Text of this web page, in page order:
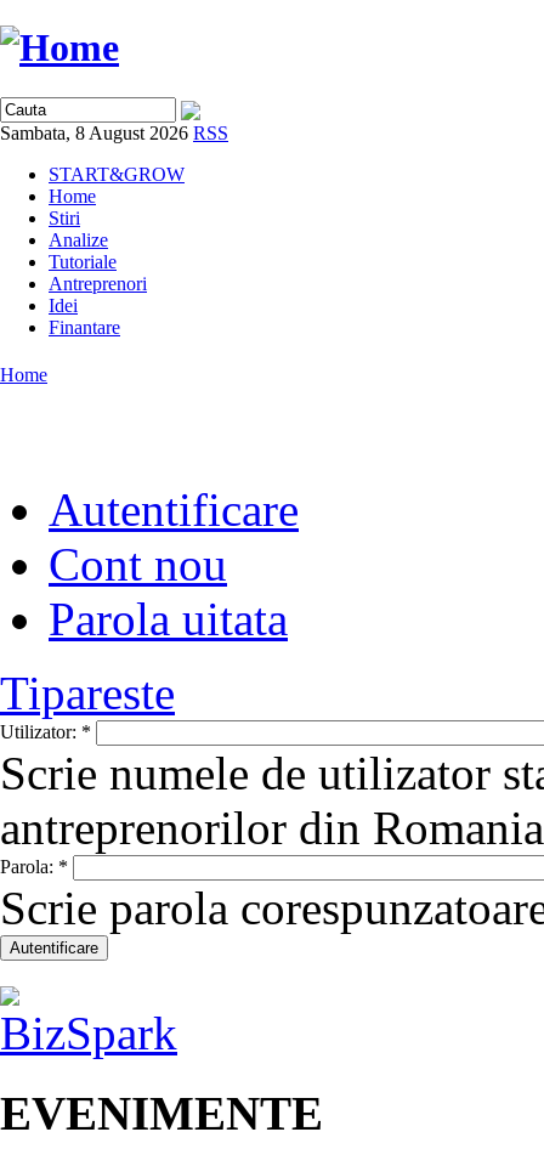
Sambata, 8 August 2026 RSS
START&GROW
Home
Stiri
Analize
Tutoriale
Antreprenori
Idei
Finantare
Home
Autentificare
Cont nou
Parola uitata
Tipareste
Utilizator: *
Scrie numele de utilizator
antreprenorilor din
Parola: *
Scrie parola
EVENIMENTE